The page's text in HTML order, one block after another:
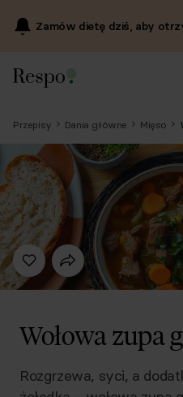
Zamów dietę dziś, aby
Przepisy Dania główne Mięso
Wołowa zupa
Rozgrzewa, syci, a